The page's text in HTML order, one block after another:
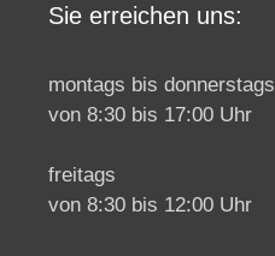
Sie erreichen uns:
montags bis donnerstags
von 8:30 bis 17:00 Uhr
freitags
von 8:30 bis 12:00 Uhr